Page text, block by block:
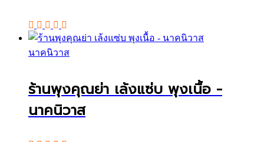
นาคนิวาส
ร้านพุงคุณย่า เล้งแซ่บ พุงเนื้อ -
นาคนิวาส